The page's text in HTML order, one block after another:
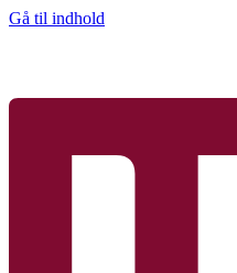
Gå til indhold